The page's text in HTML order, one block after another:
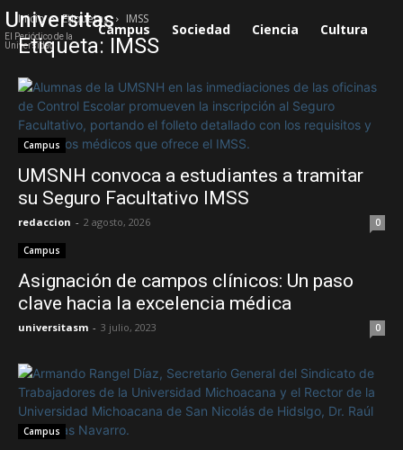
Universitas
El Periódico de la
Universidad
Campus Sociedad Ciencia Cultura
Inicio Etiquetas IMSS
Etiqueta: IMSS
Campus
UMSNH convoca a estudiantes a tramitar
su Seguro Facultativo IMSS
redaccion - 2 agosto, 2026 0
Campus
Asignación de campos clínicos: Un paso
clave hacia la excelencia médica
universitasm - 3 julio, 2023 0
Campus